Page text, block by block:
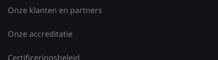
Onze klanten en partners
Onze accreditatie
Certificeringsbeleid